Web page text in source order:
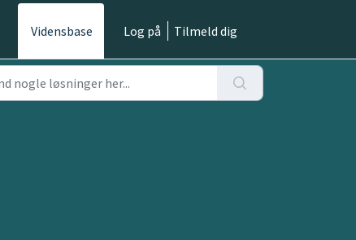
Vidensbase Log på Tilmeld dig